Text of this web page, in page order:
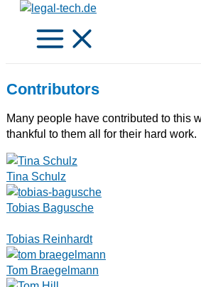
Zum
springen
Contributors
Many people have contributed to this
thankful to them all for their hard work.
Tina Schulz
Tobias Bagusche
Tobias Reinhardt
Tom Braegelmann